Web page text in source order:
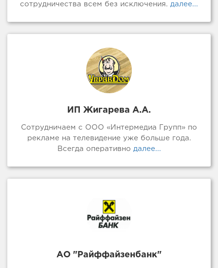
сотрудничества всем без исключения.
далее...
ИП Жигарева А.А.
Сотрудничаем с ООО «Интермедиа Групп» по
рекламе на телевидение уже больше года.
Всегда оперативно далее...
АО "Райффайзенбанк"